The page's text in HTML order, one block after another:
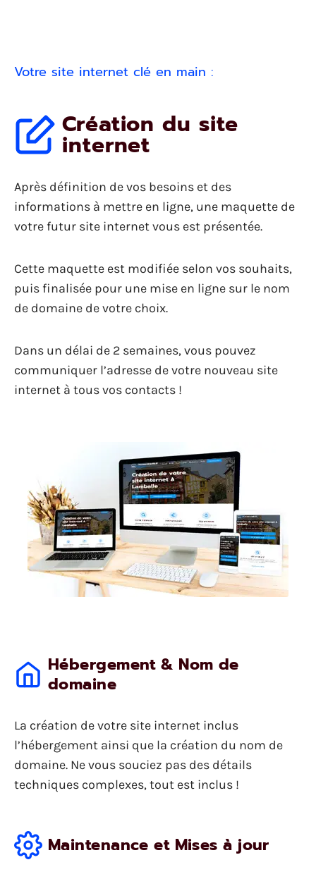
Votre site internet clé en main :
Création du site
internet
Après définition de vos besoins et des
informations à mettre en ligne, une maquette de
votre futur site internet vous est présentée.
Cette maquette est modifiée selon vos souhaits,
puis finalisée pour une mise en ligne sur le nom
de domaine de votre choix.
Dans un délai de 2 semaines, vous pouvez
communiquer l’adresse de votre nouveau site
internet à tous vos contacts !
Hébergement & Nom de
domaine
La création de votre site internet inclus
l’hébergement ainsi que la création du nom de
domaine. Ne vous souciez pas des détails
techniques complexes, tout est inclus !
Maintenance et Mises à jour